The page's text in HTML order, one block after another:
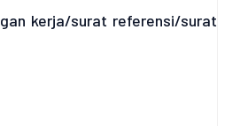
kerja/surat referensi/surat